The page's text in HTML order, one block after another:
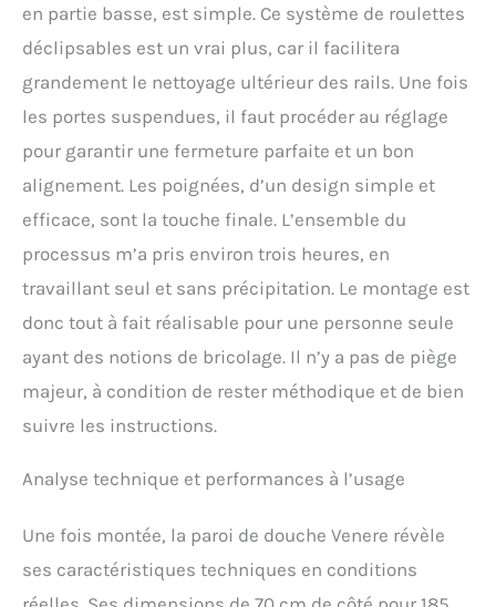
en partie basse, est simple. Ce système de roulettes
déclipsables est un vrai plus, car il facilitera
grandement le nettoyage ultérieur des rails. Une fois
les portes suspendues, il faut procéder au réglage
pour garantir une fermeture parfaite et un bon
alignement. Les poignées, d’un design simple et
efficace, sont la touche finale. L’ensemble du
processus m’a pris environ trois heures, en
travaillant seul et sans précipitation. Le montage est
donc tout à fait réalisable pour une personne seule
ayant des notions de bricolage. Il n’y a pas de piège
majeur, à condition de rester méthodique et de bien
suivre les instructions.
Analyse technique et performances à l’usage
Une fois montée, la paroi de douche Venere révèle
ses caractéristiques techniques en conditions